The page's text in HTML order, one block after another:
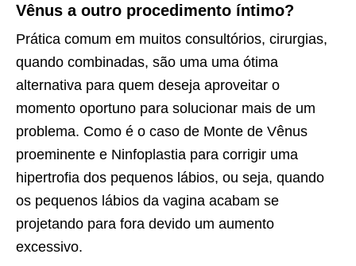
Vênus a outro procedimento íntimo?
Prática comum em muitos consultórios, cirurgias,
quando combinadas, são uma uma ótima
alternativa para quem deseja aproveitar o
momento oportuno para solucionar mais de um
problema. Como é o caso de Monte de Vênus
proeminente e Ninfoplastia para corrigir uma
hipertrofia dos pequenos lábios, ou seja, quando
os pequenos lábios da vagina acabam se
projetando para fora devido um aumento
excessivo.